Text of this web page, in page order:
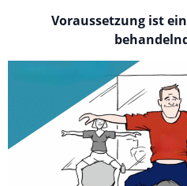
Voraussetzung ist